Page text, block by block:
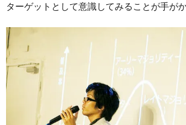
ターゲットとして意識してみることが手が